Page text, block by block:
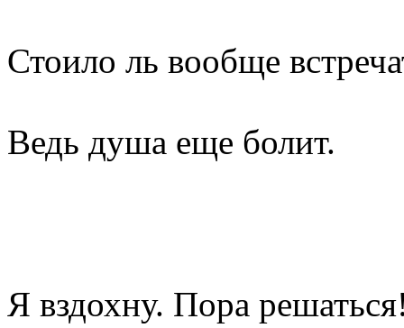
Стоило ль вообще
Ведь душа еще болит.
Я вздохну. Пора